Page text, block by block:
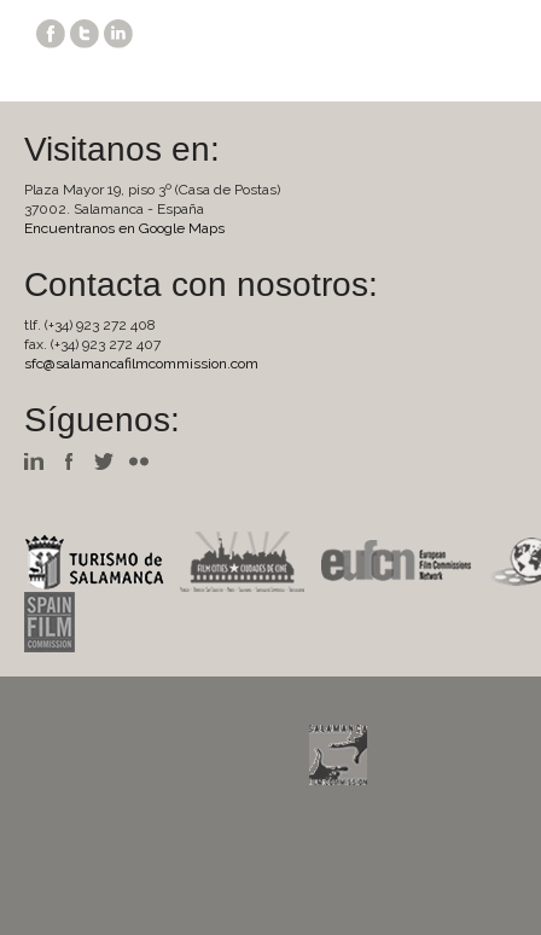
Visitanos en:
Plaza Mayor 19, piso 3º (Casa de Postas)
37002. Salamanca - España
Encuentranos en Google Maps
Contacta con nosotros:
tlf. (+34) 923 272 408
fax. (+34) 923 272 407
sfc@salamancafilmcommission.com
Síguenos: